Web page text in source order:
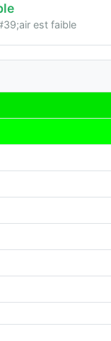
est faible